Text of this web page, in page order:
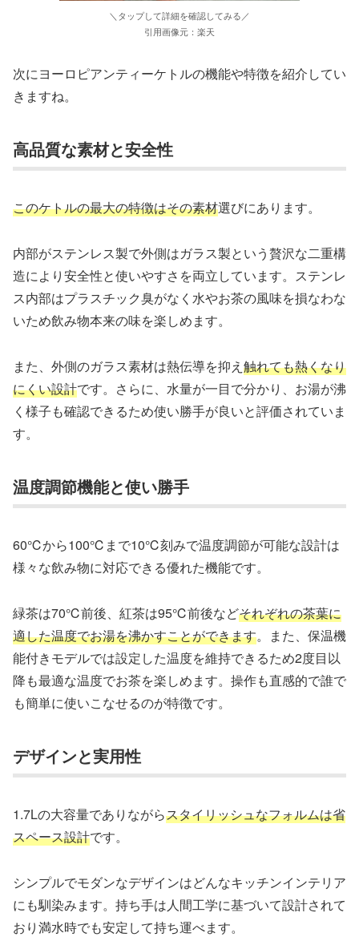
＼タップして詳細を確認してみる／
引用画像元：楽天
次にヨーロピアンティーケトルの機能や特徴を紹介してい
きますね。
高品質な素材と安全性
このケトルの最大の特徴はその素材選びにあります。
内部がステンレス製で外側はガラス製という贅沢な二重構
造により安全性と使いやすさを両立しています。ステンレ
ス内部はプラスチック臭がなく水やお茶の風味を損なわな
いため飲み物本来の味を楽しめます。
また、外側のガラス素材は熱伝導を抑え 触れても熱くなり
にくい設計です。さらに、水量が一目で分かり、お湯が沸
く様子も確認できるため使い勝手が良いと評価されていま
す。
温度調節機能と使い勝手
60℃から100℃まで10℃刻みで温度調節が可能な設計は
様々な飲み物に対応できる優れた機能です。
緑茶は70℃前後、紅茶は95℃前後などそれぞれの茶葉に
適した温度でお湯を沸かすことができます。また、保温機
能付きモデルでは設定した温度を維持できるため2度目以
降も最適な温度でお茶を楽しめます。操作も直感的で誰で
も簡単に使いこなせるのが特徴です。
デザインと実用性
1.7Lの大容量でありながらスタイリッシュなフォルムは省
スペース設計です。
シンプルでモダンなデザインはどんなキッチンインテリア
にも馴染みます。持ち手は人間工学に基づいて設計されて
おり満水時でも安定して持ち運べます。